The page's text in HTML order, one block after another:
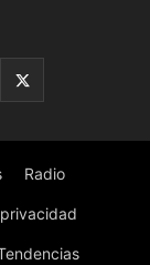
Radio